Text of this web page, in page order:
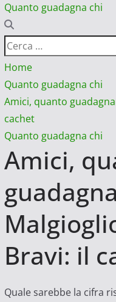
Quanto guadagna chi
Ricerca
per:
Home
Quanto guadagna chi
Amici, quanto
cachet
Quanto guadagna chi
Amici,
Bravi: il
Quale sarebbe la cifra